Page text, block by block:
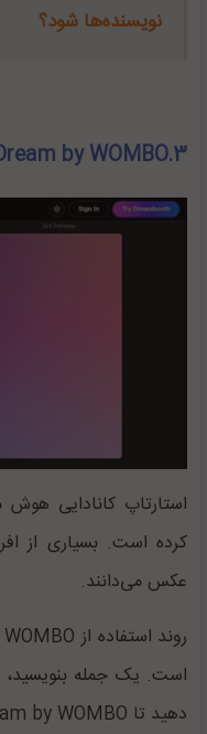
نویسنده‌ها شود؟
3.Dream by WOMBO
استارتاپ کانادایی
کرده است. بسیاری از
عکس می‌دانند.
روند استفاده از
است. یک جمله
دهید تا by WOMBO